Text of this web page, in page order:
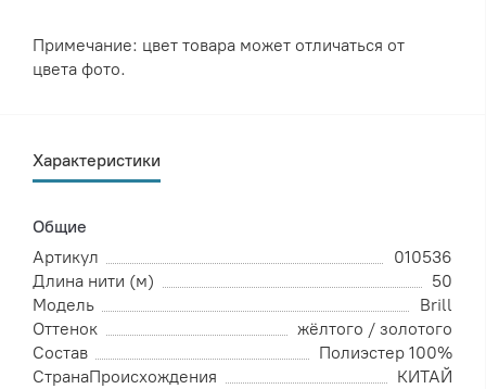
Примечание: цвет товара может отличаться от
цвета фото.
Характеристики
Общие
Артикул
010536
Длина нити (м)
50
Модель
Brill
Оттенок
жёлтого / золотого
Состав
Полиэстер 100%
СтранаПроисхождения
КИТАЙ